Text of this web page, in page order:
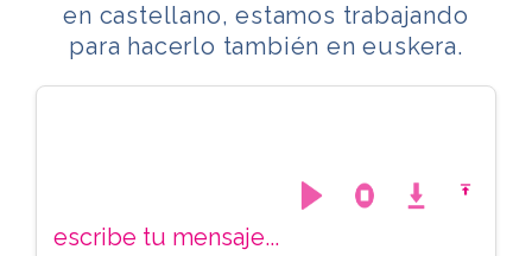
en castellano, estamos trabajando
para hacerlo también en euskera.